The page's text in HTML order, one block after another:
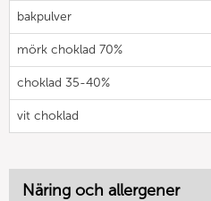
bakpulver
mörk choklad 70%
choklad 35-40%
vit choklad
Näring och allergener